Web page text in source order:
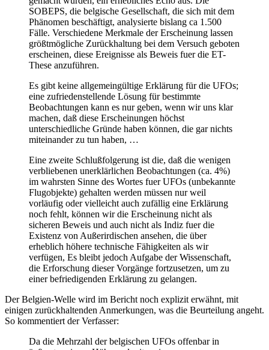
SOBEPS, die belgische Gesellschaft, die sich mit dem
Phänomen beschäftigt, analysierte bislang ca 1.500
Fälle. Verschiedene Merkmale der Erscheinung lassen
größtmögliche Zurückhaltung bei dem Versuch geboten
erscheinen, diese Ereignisse als Beweis fuer die ET-
These anzuführen.
Es gibt keine allgemeingültige Erklärung für die UFOs;
eine zufriedenstellende Lösung für bestimmte
Beobachtungen kann es nur geben, wenn wir uns klar
machen, daß diese Erscheinungen höchst
unterschiedliche Gründe haben können, die gar nichts
miteinander zu tun haben, …
Eine zweite Schlußfolgerung ist die, daß die wenigen
verbliebenen unerklärlichen Beobachtungen (ca. 4%)
im wahrsten Sinne des Wortes fuer UFOs (unbekannte
Flugobjekte) gehalten werden müssen nur weil
vorläufig oder vielleicht auch zufällig eine Erklärung
noch fehlt, können wir die Erscheinung nicht als
sicheren Beweis und auch nicht als Indiz fuer die
Existenz von Außerirdischen ansehen, die über
erheblich höhere technische Fähigkeiten als wir
verfügen, Es bleibt jedoch Aufgabe der Wissenschaft,
die Erforschung dieser Vorgänge fortzusetzen, um zu
einer befriedigenden Erklärung zu gelangen.
Der Belgien-Welle wird im Bericht noch explizit erwähnt, mit
einigen zurückhaltenden Anmerkungen, was die Beurteilung angeht.
So kommentiert der Verfasser:
Da die Mehrzahl der belgischen UFOs offenbar in